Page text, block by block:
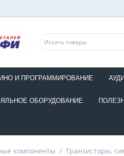
И ПРОГРАММИРОВАНИЕ
ОБОРУДОВАНИЕ
компоненты / Транзисторы,